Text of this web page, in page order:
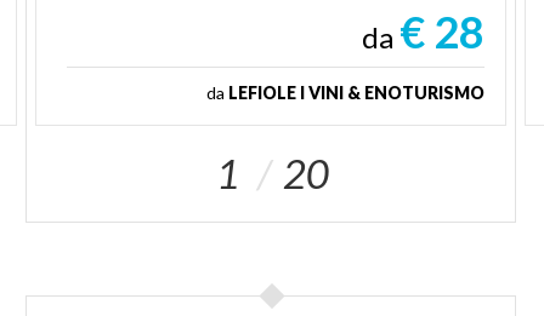
da € 28
da LEFIOLE I VINI & ENOTURISMO
1 20